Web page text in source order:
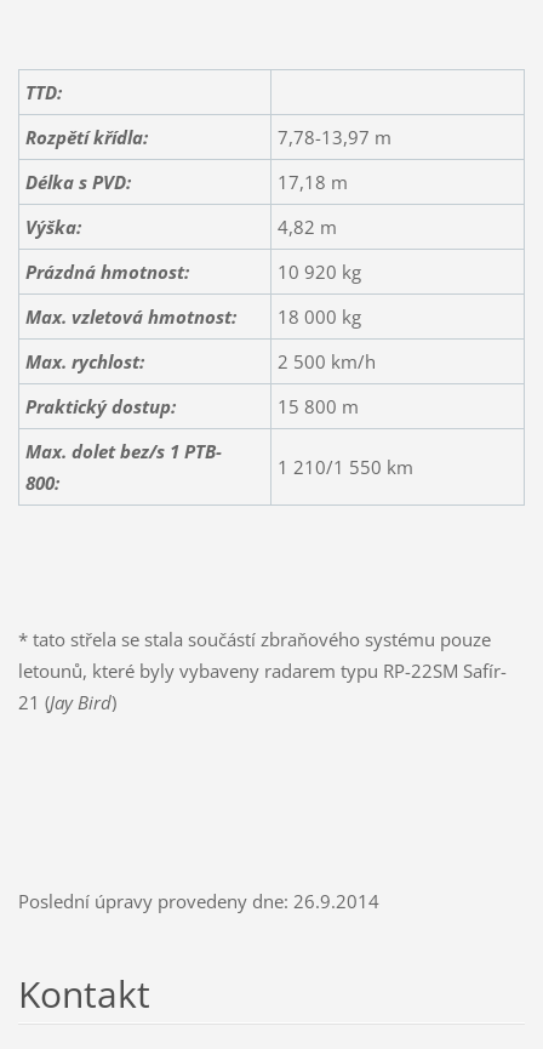
TTD:
Rozpětí křídla:
7,78-13,97 m
Délka s PVD:
17,18 m
Výška:
4,82 m
Prázdná hmotnost:
10 920 kg
Max. vzletová hmotnost:
18 000 kg
Max. rychlost:
2 500 km/h
Praktický dostup:
15 800 m
Max. dolet bez/s 1 PTB-
800:
1 210/1 550 km
* tato střela se stala součástí zbraňového systému pouze
letounů, které byly vybaveny radarem typu RP-22SM Safír-
21 (Jay Bird)
Poslední úpravy provedeny dne: 26.9.2014
Kontakt